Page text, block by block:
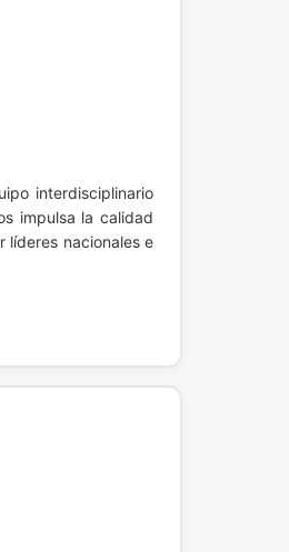
interdisciplinario
impulsa la calidad
líderes nacionales e